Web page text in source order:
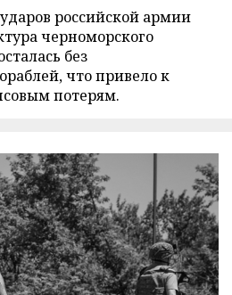
российской армии
черноморского
без
что привело к
потерям.